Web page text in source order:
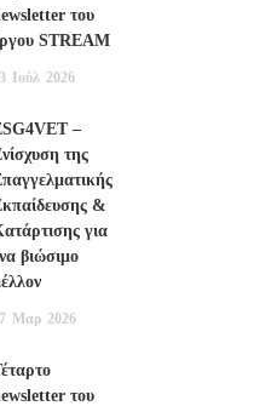
του
STREAM
Ιούλ 2026
–
της
&
για
βιώσιμο
Μαρ 2026
του